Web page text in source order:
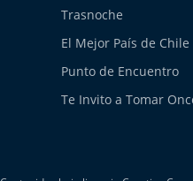
Trasnoche
El Mejor País de Chile
Punto de Encuentro
Te Invito a Tomar